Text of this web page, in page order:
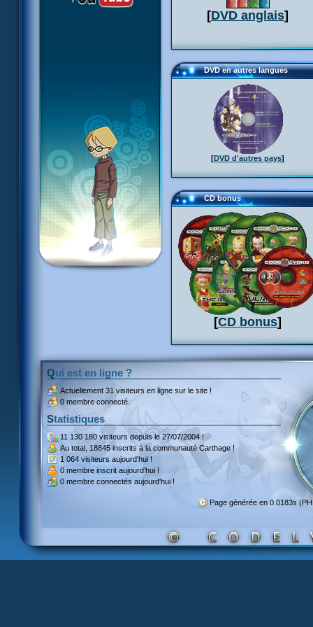
[DVD anglais]
DVD en autres langues
[DVD d'autres pays]
CD bonus
[CD bonus]
Qui est en ligne ?
Actuellement 31 visiteurs en ligne sur le site !
0 membre connecté.
Statistiques
11 130 180 visiteursdepuis le 27/07/2004 !
Au total, 18845 inscritsà la communauté Carthage !
1 064 visiteurs aujourd'hui !
0 membre inscrit aujourd'hui !
0 membre connectés aujourd'hui !
Page générée en 0.0183s